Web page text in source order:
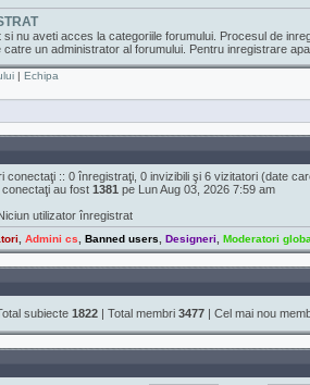
si nu aveti acces la categoriile forumului. Procesul de
catre un administrator al forumului. Pentru inregistrare
| Echipa
conectaţi :: 0 înregistraţi, 0 invizibili şi 6 vizitatori (date
conectaţi au fost 1381 pe Lun Aug 03, 2026 7:59 am
utilizator înregistrat
Admini cs Banned users Designeri Moderatori
subiecte 1822 | Total membri 3477 | Cel mai nou